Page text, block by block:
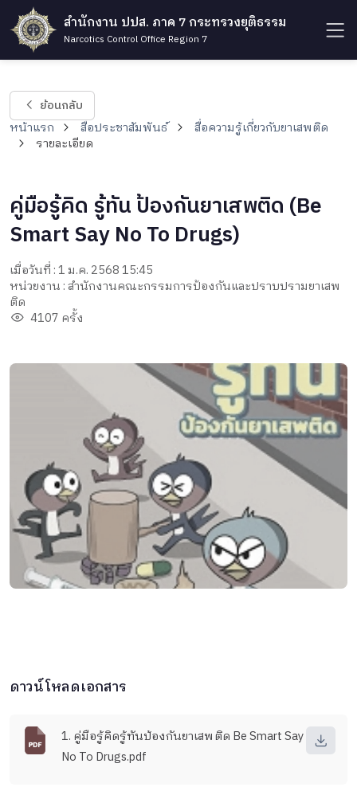
สำนักงาน ปปส. ภาค 7 กระทรวงยุติธรรม
Narcotics Control Office Region 7
ย้อนกลับ
หน้าแรก สื่อประชาสัมพันธ์
สื่อความรู้เกี่ยวกับยาเสพติด
รายละเอียด
คู่มือรู้คิด รู้ทัน ป้องกันยาเสพติด (Be
Smart Say No To Drugs)
เมื่อวันที่ : 1 ม.ค. 2568 15:45
หน่วยงาน : สำนักงานคณะกรรมการป้องกันและปราบปรามยาเสพ
ติด
4107 ครั้ง
ดาวน์โหลดเอกสาร
1. คู่มือรู้คิดรู้ทันป้องกันยาเสพติด Be Smart Say
No To Drugs.pdf